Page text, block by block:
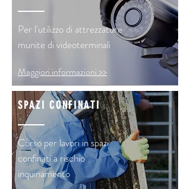
Per l'utilizzo di attrezzature
munite di videoterminali
Maggiori informazioni >>
SPAZI CONFINATI
Corso per lavori in spazi
confinati a rischio
inquinamento